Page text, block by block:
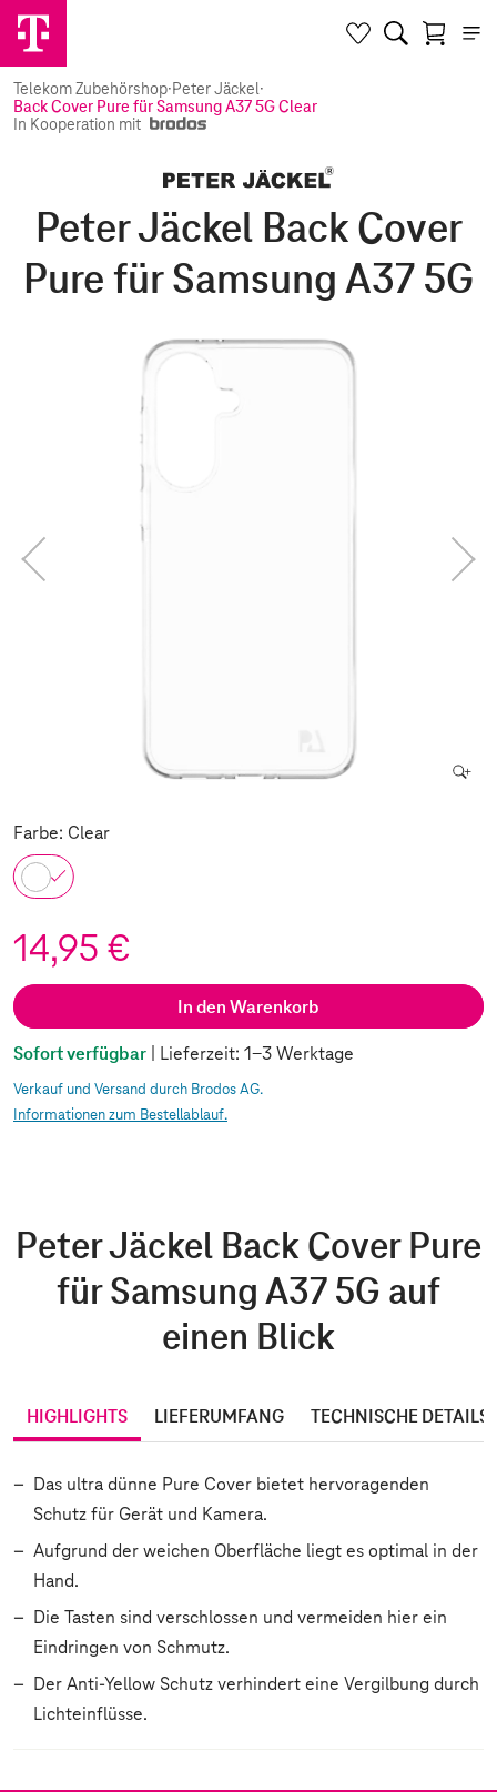
Telekom Zubehörshop·Peter Jäckel·
Back Cover Pure für Samsung A37 5G Clear
In Kooperation mit
Peter Jäckel Back Cover
Pure für Samsung A37 5G
Farbe: Clear
14,95 €
In den Warenkorb
Sofort verfügbar | Lieferzeit: 1-3 Werktage
Verkauf und Versand durch Brodos AG.
Informationen zum Bestellablauf.
Peter Jäckel Back Cover Pure
für Samsung A37 5G auf
einen Blick
HIGHLIGHTS LIEFERUMFANG TECHNISCHE DETAILS
Das ultra dünne Pure Cover bietet hervoragenden
Schutz für Gerät und Kamera.
Aufgrund der weichen Oberfläche liegt es optimal in der
Hand.
Die Tasten sind verschlossen und vermeiden hier ein
Eindringen von Schmutz.
Der Anti-Yellow Schutz verhindert eine Vergilbung durch
Lichteinflüsse.